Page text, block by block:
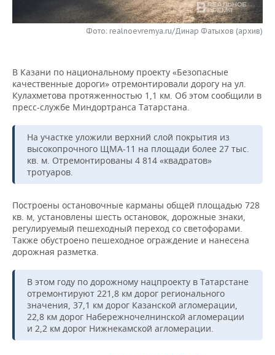
НЕФТЕХИМИЯ
ЭНЕРГЕТИКА
РОЗНИЧНАЯ ТОРГОВЛЯ
УСЛУГИ
НОВОСТИ ТЕХНОЛОГИЙ
МЕДИА
ТЕЛЕКОММУНИКАЦИИ
МЕРОПРИЯТИЯ
ВЫЕЗДНАЯ РЕДАКЦИЯ
БИЗНЕС-БРАНЧИ
ONLINE-КОНФЕРЕНЦИИ
ОТКРЫТАЯ ЛЕКЦИЯ
НОВОСТИ СПОРТА
ФУТБОЛ
ХОККЕЙ
БАСКЕТБОЛ
КИБЕРСПОРТ
ФИГУРНОЕ КАТАНИЕ
ВОДНЫЕ ВИДЫ СПОРТА
ХОККЕЙ С МЯЧОМ
ОБЩЕСТВО
НОВОСТИ ОБЩЕСТВА
ВЛАСТЬ
ИНФРАСТРУКТУРА
КУЛЬТУРА
МЕДИЦИНА
ОБРАЗОВАНИЕ
ПРОИСШЕСТВИЯ
ФОТОГАЛЕРЕЯ
СЮЖЕТЫ
СПРАВОЧНИК
СПИСОК КОМПАНИЙ
Фото: realnoevremya.ru/Динар Фатыхов (архив)
В Казани по национальному проекту «Безопасные
качественные дороги» отремонтировали дорогу на ул.
Кулахметова протяженностью 1,1 км. Об этом сообщили в
пресс-службе Миндортранса Татарстана.
На участке уложили верхний слой покрытия из
высокопрочного ЩМА-11 на площади более 27 тыс.
кв. м. Отремонтированы 4 814 «квадратов»
тротуаров.
Построены остановочные карманы общей площадью 728
кв. м, установлены шесть остановок, дорожные знаки,
регулируемый пешеходный переход со светофорами.
Также обустроено пешеходное ограждение и нанесена
дорожная разметка.
В этом году по дорожному нацпроекту в Татарстане
отремонтируют 221,8 км дорог регионального
значения, 37,1 км дорог Казанской агломерации,
22,8 км дорог Набережночелнинской агломерации
и 2,2 км дорог Нижнекамской агломерации.